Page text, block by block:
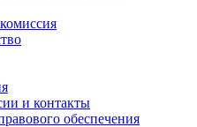
и контакты
обеспечения